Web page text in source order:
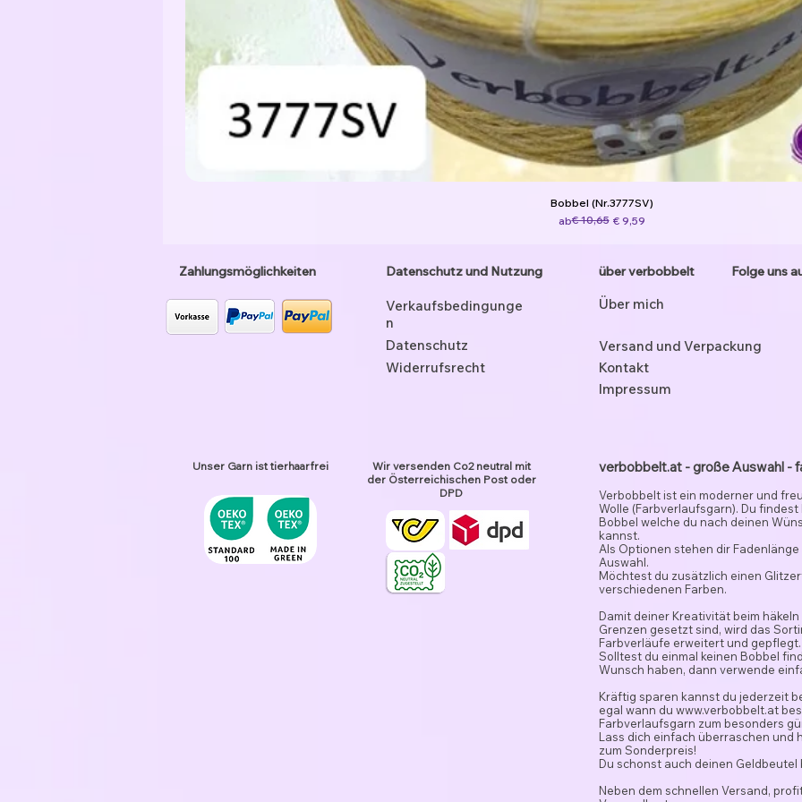
Bobbel (Nr.3777SV)
ab
Standardpreis
€ 10,65 € 9,59
Sale-Preis
Zahlungsmöglichkeiten Datenschutz und Nutzung
Verkaufsbedingunge
n
Datenschutz
Widerrufsrecht
Unser Garn ist tierhaarfrei
Wir versenden Co2 neutral mit
der Österreichischen Post oder
DPD
über verbobbelt
Über mich
Folge uns
Versand und Verpackung
Kontakt
Impressum
verbobbelt.at - große Auswahl -
Verbobbelt ist ein moderner und
Wolle (Farbverlaufsgarn). Du
Bobbel welche du nach deinen
kannst.
Als Optionen stehen dir
Auswahl.
Möchtest du zusätzlich einen
verschiedenen Farben.
Damit deiner Kreativität beim
Grenzen gesetzt sind, wird das
Farbverläufe erweitert und gepflegt.
Solltest du einmal keinen Bobbel
Wunsch haben, dann verwende
Kräftig sparen kannst du jederzeit
egal wann du www.verbobbelt.at
Farbverlaufsgarn zum besonders
Lass dich einfach überraschen und
zum Sonderpreis!
Du schonst auch deinen
Neben dem schnellen Versand,